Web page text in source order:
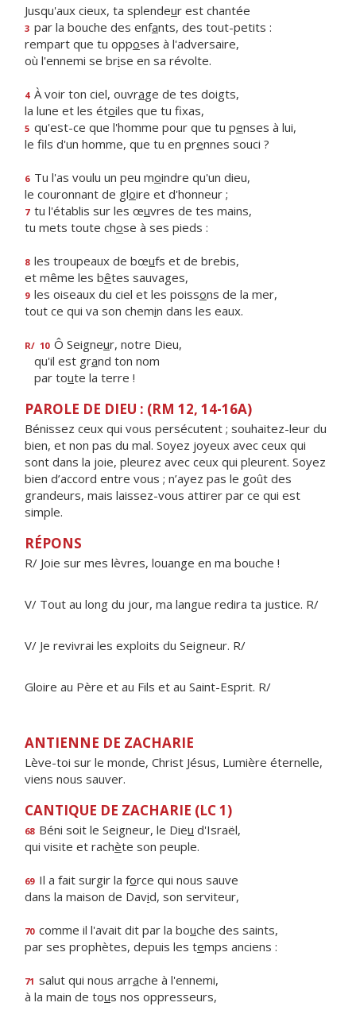
Jusqu'aux cieux, ta splendeur est chantée
3 par la bouche des enfants, des tout-petits :
rempart que tu opposes à l'adversaire,
où l'ennemi se brise en sa révolte.
4 À voir ton ciel, ouvrage de tes doigts,
la lune et les étoiles que tu fixas,
5 qu'est-ce que l'homme pour que tu penses à lui,
le fils d'un homme, que tu en prennes souci ?
6 Tu l'as voulu un peu moindre qu'un dieu,
le couronnant de gloire et d'honneur ;
7 tu l'établis sur les œuvres de tes mains,
tu mets toute chose à ses pieds :
8 les troupeaux de bœufs et de brebis,
et même les bêtes sauvages,
9 les oiseaux du ciel et les poissons de la mer,
tout ce qui va son chemin dans les eaux.
R/ 10 Ô Seigneur, notre Dieu,
qu'il est grand ton nom
par toute la terre !
PAROLE DE DIEU : (RM 12, 14-16A)
Bénissez ceux qui vous persécutent ; souhaitez-leur du
bien, et non pas du mal. Soyez joyeux avec ceux qui
sont dans la joie, pleurez avec ceux qui pleurent. Soyez
bien d’accord entre vous ; n’ayez pas le goût des
grandeurs, mais laissez-vous attirer par ce qui est
simple.
RÉPONS
R/ Joie sur mes lèvres, louange en ma bouche !
V/ Tout au long du jour, ma langue redira ta justice. R/
V/ Je revivrai les exploits du Seigneur. R/
Gloire au Père et au Fils et au Saint-Esprit. R/
ANTIENNE DE ZACHARIE
Lève-toi sur le monde, Christ Jésus, Lumière éternelle,
viens nous sauver.
CANTIQUE DE ZACHARIE (LC 1)
68 Béni soit le Seigneur, le Dieu d'Israël,
qui visite et rachète son peuple.
69 Il a fait surgir la force qui nous sauve
dans la maison de David, son serviteur,
70 comme il l'avait dit par la bouche des saints,
par ses prophètes, depuis les temps anciens :
71 salut qui nous arrache à l'ennemi,
à la main de tous nos oppresseurs,